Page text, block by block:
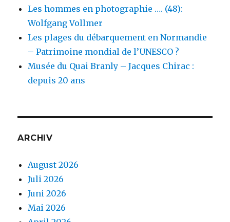
Les hommes en photographie …. (48):
Wolfgang Vollmer
Les plages du débarquement en Normandie
– Patrimoine mondial de l’UNESCO ?
Musée du Quai Branly – Jacques Chirac :
depuis 20 ans
ARCHIV
August 2026
Juli 2026
Juni 2026
Mai 2026